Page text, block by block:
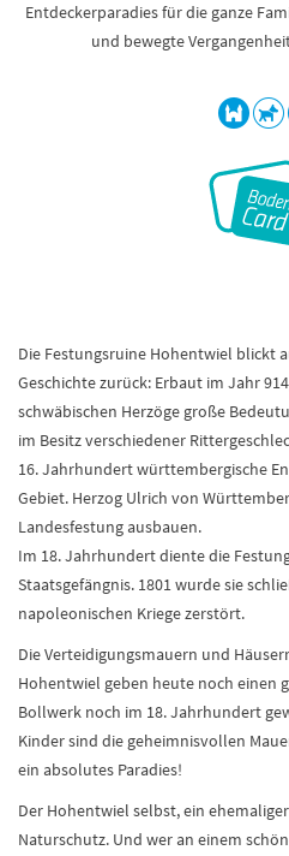
Entdeckerparadies für die ganze
und bewegte
Die Festungsruine Hohentwiel blickt
Geschichte zurück: Erbaut im Jahr
schwäbischen Herzöge große
im Besitz verschiedener
16. Jahrhundert württembergische
Gebiet. Herzog Ulrich von
Landesfestung ausbauen.
Im 18. Jahrhundert diente die
Staatsgefängnis. 1801 wurde sie
napoleonischen Kriege zerstört.
Die Verteidigungsmauern und
Hohentwiel geben heute noch einen
Bollwerk noch im 18. Jahrhundert
Kinder sind die geheimnisvollen
ein absolutes Paradies!
Der Hohentwiel selbst, ein
Naturschutz. Und wer an einem